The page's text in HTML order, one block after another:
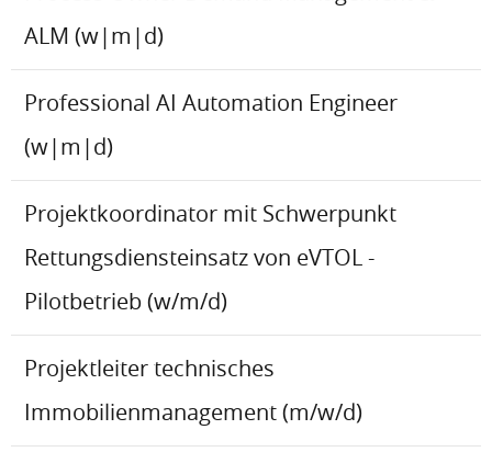
ALM (w|m|d)
Professional AI Automation Engineer
(w|m|d)
Projektkoordinator mit Schwerpunkt
Rettungsdiensteinsatz von eVTOL -
Pilotbetrieb (w/m/d)
Projektleiter technisches
Immobilienmanagement (m/w/d)